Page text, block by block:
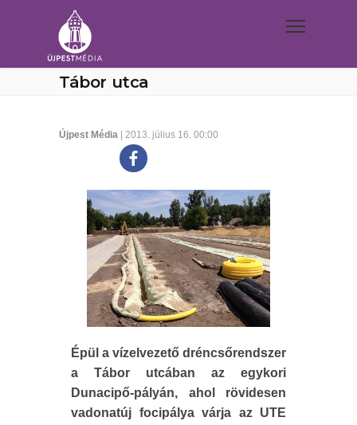
Tábor utca
Újpest Média | 2013. július 16. 00:00
Épül a vízelvezető dréncsőrendszer
a Tábor utcában az egykori
Dunacipő-pályán, ahol rövidesen
vadonatúj focipálya várja az UTE